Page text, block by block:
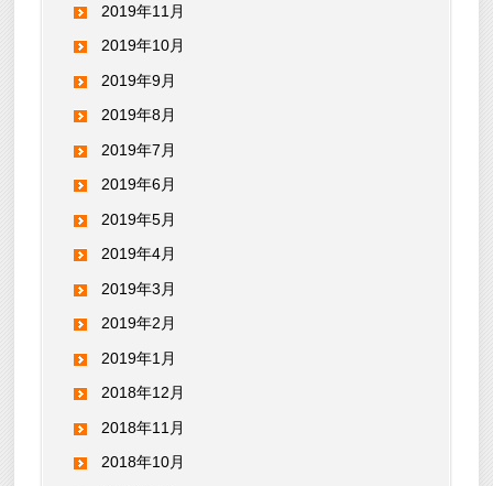
2019年11月
2019年10月
2019年9月
2019年8月
2019年7月
2019年6月
2019年5月
2019年4月
2019年3月
2019年2月
2019年1月
2018年12月
2018年11月
2018年10月